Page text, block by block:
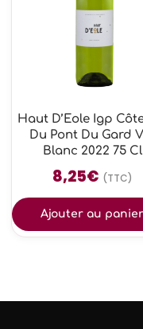
Haut D’Eole Igp
Du Pont Du Gard
Blanc 2022 75 Cl
8,25€ (TTC)
Ajouter au panier